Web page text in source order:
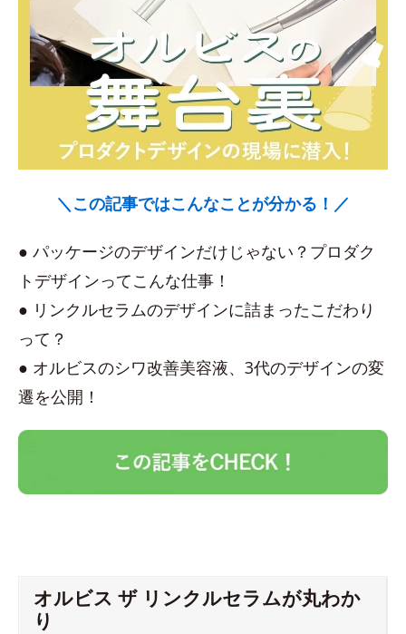
＼この記事ではこんなことが分かる！／
● パッケージのデザインだけじゃない？プロダク
トデザインってこんな仕事！
● リンクルセラムのデザインに詰まったこだわり
って？
● オルビスのシワ改善美容液、3代のデザインの変
遷を公開！
オルビス ザ リンクルセラムが丸わか
り